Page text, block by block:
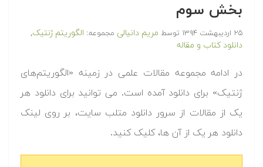
بخش سوم
۲۵ اردیبهشت ۱۳۹۴ توسط مریم دانیالی مجموعه: الگوریتم ژنتیک,
دانلود کتاب و مقاله
در ادامه مجموعه مقالات علمی در زمینه «الگوریتم‌های
ژنتیک» برای دانلود آمده است. می توانید برای دانلود هر
یک از مقالات از سرور دانلود متلب سایت، بر روی لینک
دانلود هر یک از آن ها، کلیک کنید.